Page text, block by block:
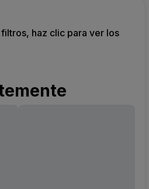
haz clic para ver los